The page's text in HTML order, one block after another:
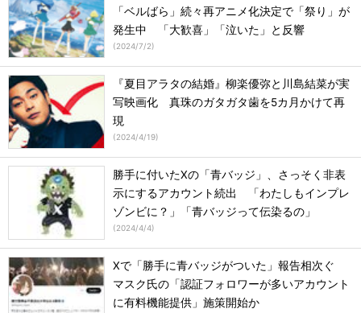
「ベルばら」続々再アニメ化決定で「祭り」が
発生中 「大歓喜」「泣いた」と反響
(2024/7/2)
『夏目アラタの結婚』柳楽優弥と川島結菜が実
写映画化 真珠のガタガタ歯を5カ月かけて再
現
(2024/4/19)
勝手に付いたXの「青バッジ」、さっそく非表
示にするアカウント続出 「わたしもインプレ
ゾンビに？」「青バッジって伝染るの」
(2024/4/4)
Xで「勝手に青バッジがついた」報告相次ぐ
マスク氏の「認証フォロワーが多いアカウント
に有料機能提供」施策開始か